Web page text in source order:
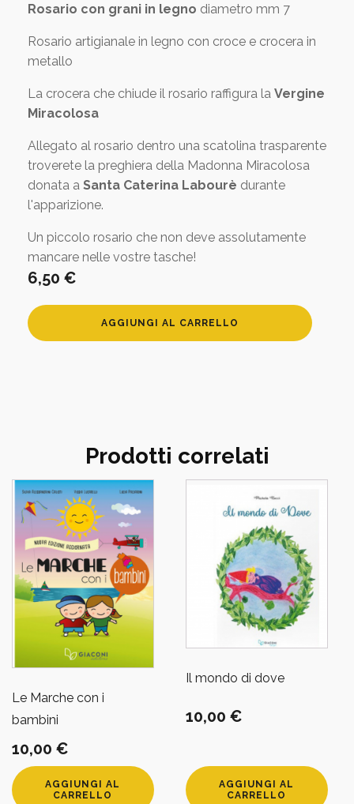
Rosario con grani in legno diametro mm 7
Rosario artigianale in legno con croce e crocera in
metallo
La crocera che chiude il rosario raffigura la Vergine
Miracolosa
Allegato al rosario dentro una scatolina trasparente
troverete la preghiera della Madonna Miracolosa
donata a Santa Caterina Labourè durante
l'apparizione.
Un piccolo rosario che non deve assolutamente
mancare nelle vostre tasche!
6,50 €
Rosario
in
AGGIUNGI AL CARRELLO
Prodotti correlati
Le Marche con i
bambini
10,00 €
AGGIUNGI AL
CARRELLO
Il mondo di dove
10,00 €
AGGIUNGI AL
CARRELLO